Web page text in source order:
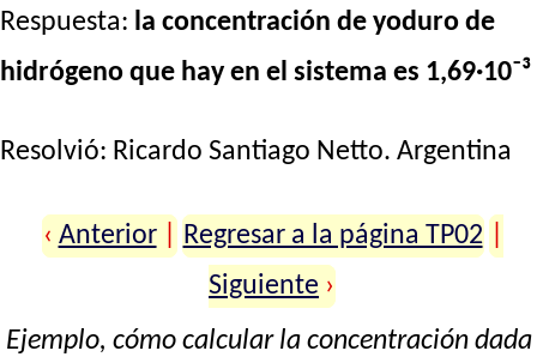
Respuesta: la concentración de yoduro de
hidrógeno que hay en el sistema es 1,69·10⁻³
Resolvió: Ricardo Santiago Netto. Argentina
‹ Anterior Regresar a la página TP02
Siguiente ›
Ejemplo, cómo calcular la concentración dada